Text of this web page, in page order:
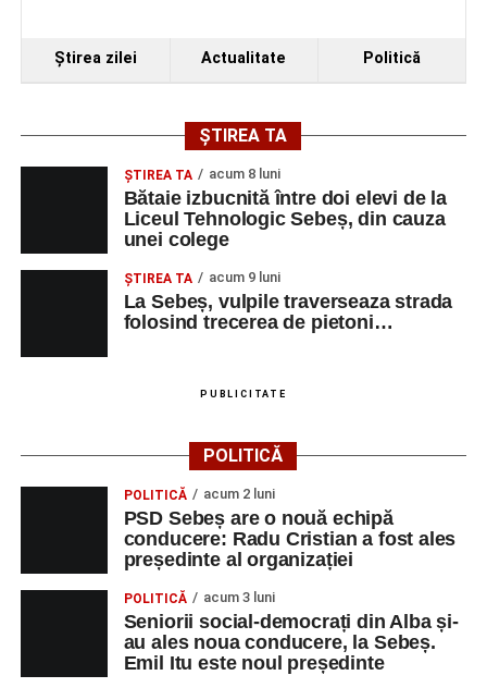
Spectacol de vals și tango „Armonii în
pași de dans”
Napoca).
AcompaniazăCluj Tango Orchestra:
Irina Indrei – pian
Robert Indrei – bandoneon
Milena Vădan – vioară
Emanuel Elcean – contrabas
Adrian Lup – violoncel
Vlad Dordea.
Piața Primăriei
Orele 17.00–20.00– Punct oficial de înscrieri și informații
SÂMBĂTĂ, 22 AUGUST 2026
Ştirea zilei Actualitate Politică
ȘTIREA TA
ŞTIREA TA acum 8 luni
Bătaie izbucnită între doi elevi de la
Liceul Tehnologic Sebeș, din cauza
unei colege
ŞTIREA TA acum 9 luni
La Sebeș, vulpile traverseaza strada
folosind trecerea de pietoni…
PUBLICITATE
POLITICĂ
POLITICĂ acum 2 luni
PSD Sebeș are o nouă echipă
conducere: Radu Cristian a fost ales
președinte al organizației
POLITICĂ acum 3 luni
Seniorii social-democrați din Alba și-
au ales noua conducere, la Sebeș.
Emil Itu este noul președinte